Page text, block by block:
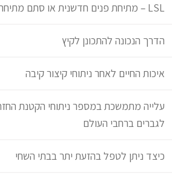
LSL – מתיחת פנים חדשנית או סתם מתיחה?
הדרך הנכונה להתכונן לקיץ
איכות החיים לאחר ניתוחי קיצור קיבה
עלייה מתמשכת במספר ניתוחי הקטנת
לגברים ברחבי העולם
כיצד ניתן לטפל בהזעת יתר בבתי השחי